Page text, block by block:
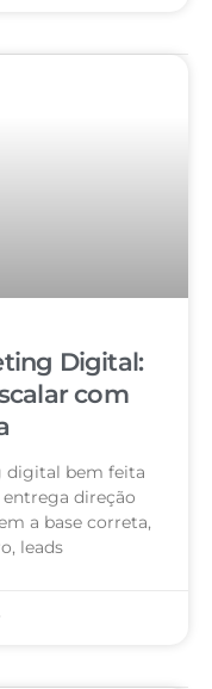
Digital:
com
digital bem feita
direção
a base correta,
leads